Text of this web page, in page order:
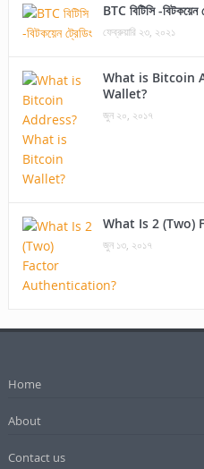
BTC বিটিসি -বিটকয়েন
ফেব্রুয়ারি ২৩, ২০২১
What is Bitcoin
Wallet?
জুন ২০, ২০১৭
What Is 2 (Two)
জুন ১৩, ২০১৭
Home
About
Contact us